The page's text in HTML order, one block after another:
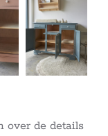
over de details